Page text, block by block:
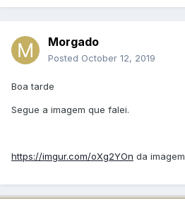
Morgado
Posted October 12, 2019
Boa tarde
Segue a imagem que falei.
https://imgur.com/oXg2YOn da imagem